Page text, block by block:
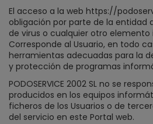
El acceso a la web https://
obligación por parte de la entidad
de virus o cualquier otro
Corresponde al Usuario, en todo
herramientas adecuadas para la
y protección de programas
PODOSERVICE 2002 SL no se
producidos en los equipos
ficheros de los Usuarios o de
del servicio en este Portal web.